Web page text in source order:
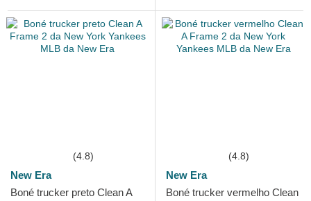
(4.8)
New Era
Boné trucker preto Clean A
(4.8)
New Era
Boné trucker vermelho Clean